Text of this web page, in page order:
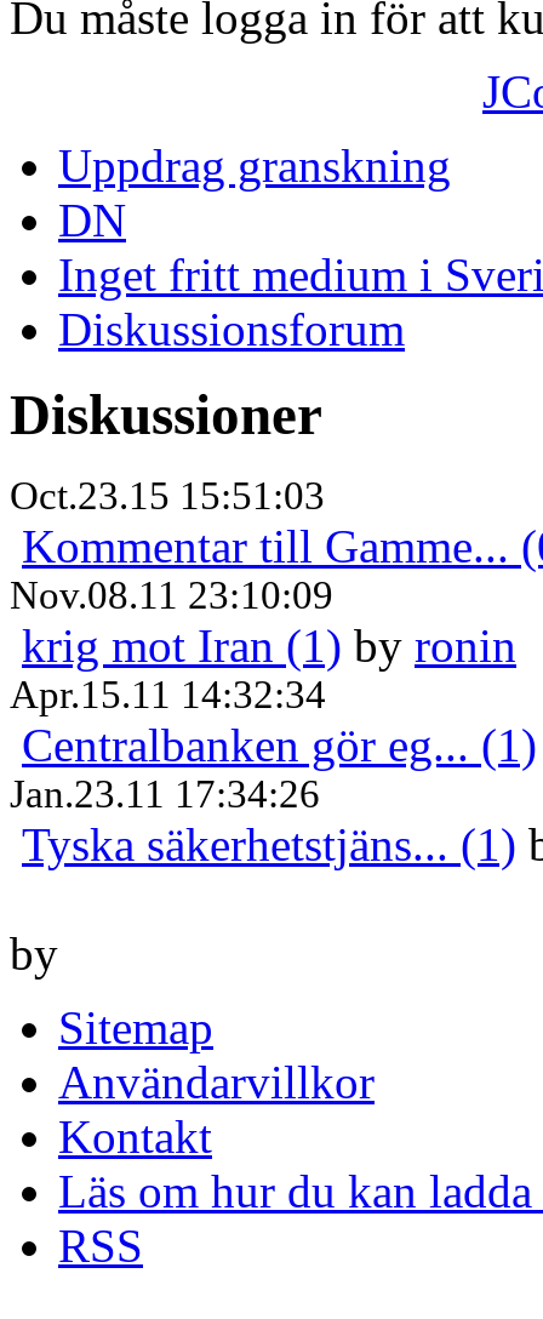
Du måste logga in för att
Uppdrag granskning
DN
Inget fritt medium i
Diskussionsforum
Diskussioner
Oct.23.15 15:51:03
Kommentar till Gamme...
Nov.08.11 23:10:09
krig mot Iran (1) by ronin
Apr.15.11 14:32:34
Centralbanken gör eg... (1)
Jan.23.11 17:34:26
Tyska säkerhetstjäns... (1)
by
Sitemap
Användarvillkor
Kontakt
Läs om hur du kan
RSS